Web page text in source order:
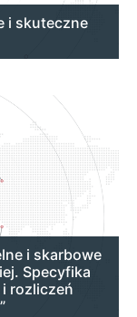
i skuteczne
i skarbowe
Specyfika
rozliczeń